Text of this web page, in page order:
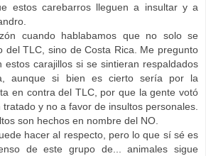
estos carebarros lleguen a insultar y a
cuando hablabamos que no solo se
del TLC, sino de Costa Rica. Me pregunto
estos carajillos si se sintieran respaldados
aunque si bien es cierto sería por la
en contra del TLC, por que la gente votó
y no a favor de insultos personales.
son hechos en nombre del NO.
hacer al respecto, pero lo que sí sé es
de este grupo de... animales sigue